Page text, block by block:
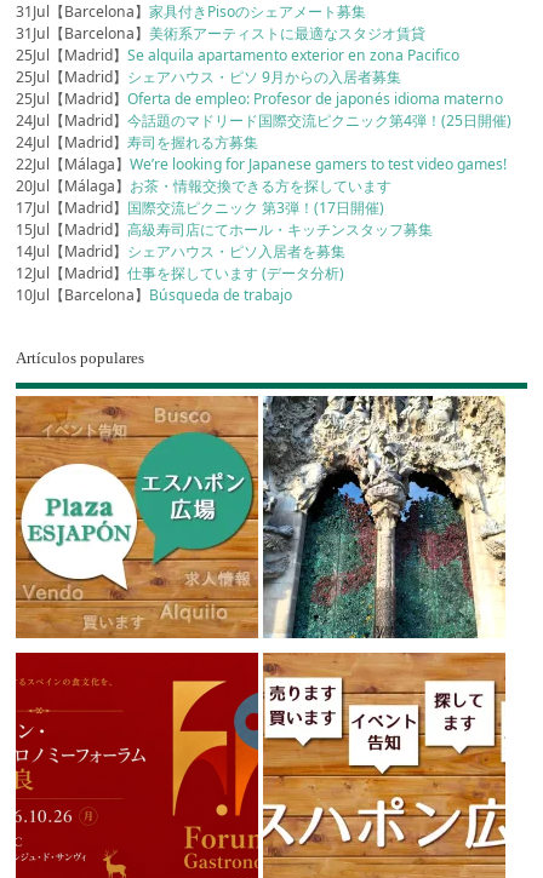
31Jul【Barcelona】家具付きPisoのシェアメート募集
31Jul【Barcelona】美術系アーティストに最適なスタジオ賃貸
25Jul【Madrid】Se alquila apartamento exterior en zona Pacifico
25Jul【Madrid】 シェアハウス・ピソ 9月からの入居者募集
25Jul【Madrid】Oferta de empleo: Profesor de japonés idioma materno
24Jul【Madrid】今話題のマドリード国際交流ピクニック第4弾！(25日開催)
24Jul【Madrid】寿司を握れる方募集
22Jul【Málaga】We’re looking for Japanese gamers to test video games!
20Jul【Málaga】 お茶・情報交換できる方を探しています
17Jul【Madrid】 国際交流ピクニック 第3弾！(17日開催)
15Jul【Madrid】高級寿司店にてホール・キッチンスタッフ募集
14Jul【Madrid】 シェアハウス・ピソ入居者を募集
12Jul【Madrid】仕事を探しています (データ分析)
10Jul【Barcelona】 Búsqueda de trabajo
Artículos populares